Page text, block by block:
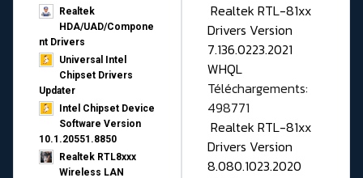
Realtek
HDA/UAD/Compone
nt Drivers
Universal Intel
Chipset Drivers
Updater​
Intel Chipset Device
Software Version
10.1.20551.8850
Realtek RTL8xxx
Wireless LAN
Realtek RTL-81xx
Drivers Version
7.136.0223.2021
WHQL
Téléchargements:
498771
Realtek RTL-81xx
Drivers Version
8.080.1023.2020